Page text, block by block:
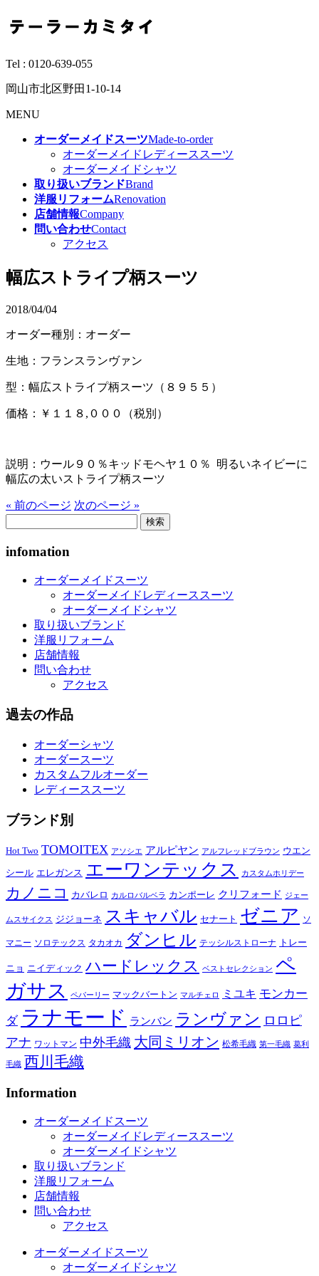
Tel : 0120-639-055
岡山市北区野田1-10-14
MENU
オーダーメイドスーツMade-to-order
オーダーメイドレディーススーツ
オーダーメイドシャツ
取り扱いブランドBrand
洋服リフォームRenovation
店舗情報Company
問い合わせContact
アクセス
幅広ストライプ柄スーツ
2018/04/04
オーダー種別：オーダー
生地：フランスランヴァン
型：幅広ストライプ柄スーツ（８９５５）
価格：￥１１８,０００（税別）
説明：ウール９０％キッドモヘヤ１０％ 明るいネイビーに
幅広の太いストライプ柄スーツ
« 前のページ 次のページ »
infomation
オーダーメイドスーツ
オーダーメイドレディーススーツ
オーダーメイドシャツ
取り扱いブランド
洋服リフォーム
店舗情報
問い合わせ
アクセス
過去の作品
オーダーシャツ
オーダースーツ
カスタムフルオーダー
レディーススーツ
ブランド別
Hot Two TOMOITEX アソシエ アルピヤン アルフレッドブラウン ウエン
シール エレガンス エーワンテックス カスタムホリデー
カノニコ カバレロ カルロバルベラ カンポーレ クリフォード ジェー
ムスサイクス ジジョーネ スキャバル セナート ゼニア ソ
マニー ソロテックス タカオカ ダンヒル テッシルストローナ トレー
ニョ ニイディック ハードレックス ベストセレクション ペ
ガサス
ペパーリー マックバートン マルチェロ ミユキ モンカー
ダ ラナモード ランバン ランヴァン ロロピ
アナ ワットマン 中外毛織 大同ミリオン 松希毛織 第一毛織 葛利
毛織 西川毛織
Information
オーダーメイドスーツ
オーダーメイドレディーススーツ
オーダーメイドシャツ
取り扱いブランド
洋服リフォーム
店舗情報
問い合わせ
アクセス
オーダーメイドスーツ
オーダーメイドシャツ